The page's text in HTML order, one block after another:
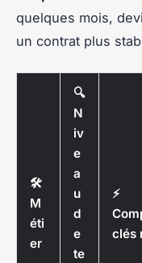
quelques mois,
un contrat plus
🛠️
M
éti
er
🔍
N
iv
e
a
u
d
e
te
⚡
clés